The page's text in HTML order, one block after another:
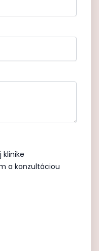
klinike
a konzultáciou